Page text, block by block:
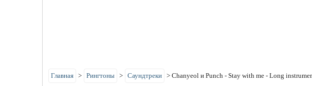
Главная > Рингтоны > Саундтреки > Chanyeol и Punch - Stay with me - Long